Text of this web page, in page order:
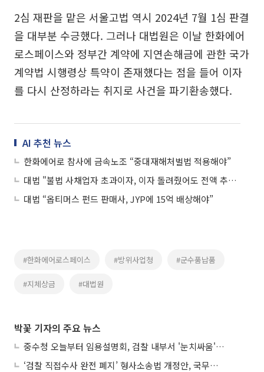
2심 재판을 맡은 서울고법 역시 2024년 7월 1심 판결
을 대부분 수긍했다. 그러나 대법원은 이날 한화에어
로스페이스와 정부간 계약에 지연손해금에 관한 국가
계약법 시행령상 특약이 존재했다는 점을 들어 이자
를 다시 산정하라는 취지로 사건을 파기환송했다.
AI 추천 뉴스
한화에어로 참사에 금속노조 “중대재해처벌법 적용해야”
대법 "불법 사채업자 초과이자, 이자 돌려줬어도 전액 추징 대상"
대법 “옵티머스 펀드 판매사, JYP에 15억 배상해야”
#한화에어로스페이스 #방위사업청 #군수품납품
#지체상금 #대법원
박꽃 기자의 주요 뉴스
중수청 오늘부터 임용설명회, 검찰 내부서 '눈치싸움' 기류변화도
‘검찰 직접수사 완전 폐지’ 형사소송법 개정안, 국무회의 통과